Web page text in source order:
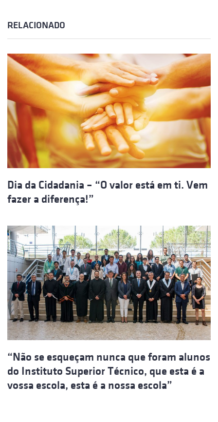
RELACIONADO
Dia da Cidadania – “O valor está em ti. Vem
fazer a diferença!”
“Não se esqueçam nunca que foram alunos
do Instituto Superior Técnico, que esta é a
vossa escola, esta é a nossa escola”